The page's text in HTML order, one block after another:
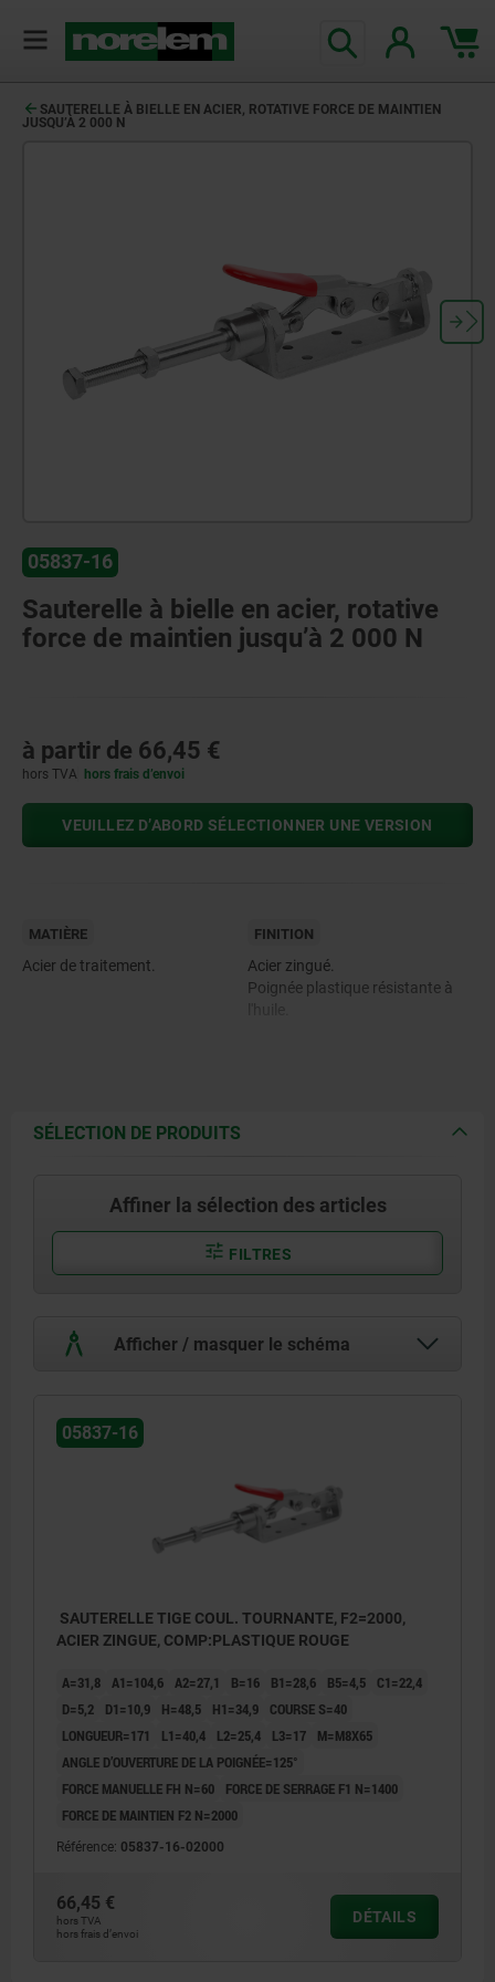
SAUTERELLE À BIELLE EN ACIER, ROTATIVE FORCE DE MAINTIEN
JUSQU’À 2 000 N
05837-16
Sauterelle à bielle en acier, rotative
force de maintien jusqu’à 2 000 N
à partir de 66,45 €
hors TVA hors frais d’envoi
VEUILLEZ D’ABORD SÉLECTIONNER UNE VERSION
MATIÈRE
Acier de traitement.
FINITION
Acier zingué.
Poignée plastique résistante à
SÉLECTION DE PRODUITS
Affiner la sélection des articles
FILTRES
Afficher / masquer le schéma
05837-16
SAUTERELLE TIGE COUL. TOURNANTE, F2=2000,
ACIER ZINGUE, COMP:PLASTIQUE ROUGE
A=31,8 A1=104,6 A2=27,1 B=16 B1=28,6 B5=4,5
C1=22,4
D=5,2
D1=10,9 H=48,5 H1=34,9
COURSE S=40
LONGUEUR=171
L1=40,4 L2=25,4 L3=17
M=M8X65
ANGLE D’OUVERTURE DE LA POIGNÉE=125°
FORCE MANUELLE FH N=60
FORCE DE SERRAGE F1 N=1400
FORCE DE MAINTIEN F2 N=2000
Référence: 05837-16-02000
66,45 €
hors TVA
hors frais d’envoi
DÉTAILS